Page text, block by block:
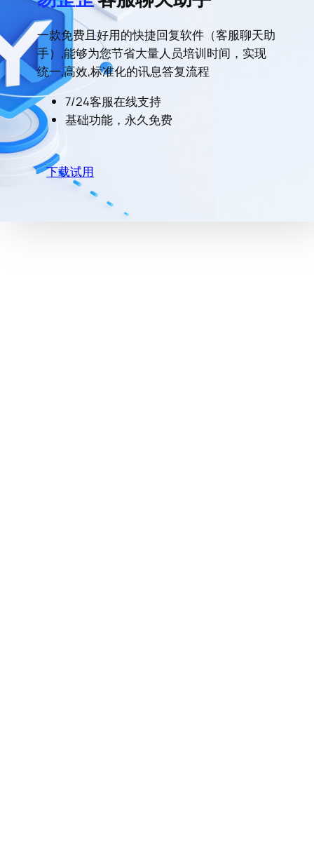
一款免费且好用的快捷回复软件（客服聊天助
手）,能够为您节省大量人员培训时间，实现
统一,高效,标准化的讯息答复流程
7/24客服在线支持
基础功能，永久免费
下载试用